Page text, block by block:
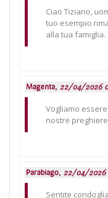
Ciao Tiziano,
tuo esempio
alla tua famiglia.
Magenta, 22/04/2026
Vogliamo
nostre
Parabiago, 22/04/2026
Sentite